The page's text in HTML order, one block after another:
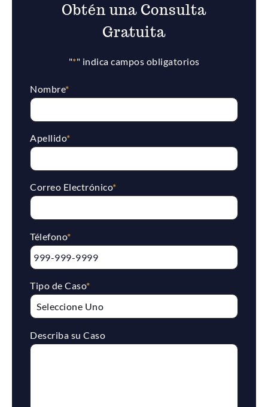
Obtén una Consulta
Gratuita
"*" indica campos obligatorios
Nombre*
Apellido*
Correo Electrónico*
Télefono*
Tipo de Caso*
Describa su Caso